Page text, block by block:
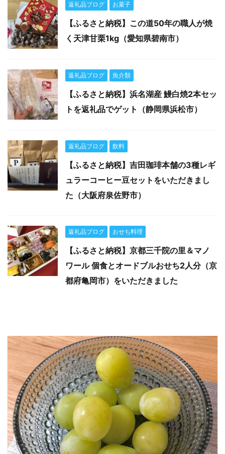
返礼品ブログ お菓子
【ふるさと納税】この道50年の職人が焼
く天津甘栗1kg（愛知県碧南市）
返礼品ブログ 魚介類
【ふるさと納税】浜名湖産 鰻白焼2本セッ
トを返礼品でゲット（静岡県浜松市）
返礼品ブログ 飲料
【ふるさと納税】吉田珈琲本舗の3種レギ
ュラーコーヒー豆セットをいただきまし
た（大阪府泉佐野市）
返礼品ブログ おせち料理
【ふるさと納税】京都三千院の里＆マノ
ワール 個食とオードブルおせち2人分（京
都府亀岡市）をいただきました